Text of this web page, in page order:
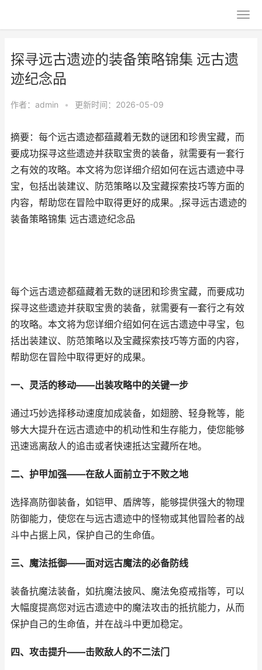
探寻远古遗迹的装备策略锦集 远古遗
迹纪念品
作者： admin • 更新时间：2026-05-09
摘要：每个远古遗迹都蕴藏着无数的谜团和珍贵宝藏，而
要成功探寻这些遗迹并获取宝贵的装备，就需要有一套行
之有效的攻略。本文将为您详细介绍如何在远古遗迹中寻
宝，包括出装建议、防范策略以及宝藏探索技巧等方面的
内容，帮助您在冒险中取得更好的成果。,探寻远古遗迹的
装备策略锦集 远古遗迹纪念品
每个远古遗迹都蕴藏着无数的谜团和珍贵宝藏，而要成功
探寻这些遗迹并获取宝贵的装备，就需要有一套行之有效
的攻略。本文将为您详细介绍如何在远古遗迹中寻宝，包
括出装建议、防范策略以及宝藏探索技巧等方面的内容，
帮助您在冒险中取得更好的成果。
一、灵活的移动——出装攻略中的关键一步
通过巧妙选择移动速度加成装备，如翅膀、轻身靴等，能
够大大提升在远古遗迹中的机动性和生存能力，使您能够
迅速逃离敌人的追击或者快速抵达宝藏所在地。
二、护甲加强——在敌人面前立于不败之地
选择高防御装备，如铠甲、盾牌等，能够提供强大的物理
防御能力，使您在与远古遗迹中的怪物或其他冒险者的战
斗中占据上风，保护自己的生命值。
三、魔法抵御——面对远古魔法的必备防线
装备抗魔法装备，如抗魔法披风、魔法免疫戒指等，可以
大幅度提高您对远古遗迹中的魔法攻击的抵抗能力，从而
保护自己的生命值，并在战斗中更加稳定。
四、攻击提升——击败敌人的不二法门